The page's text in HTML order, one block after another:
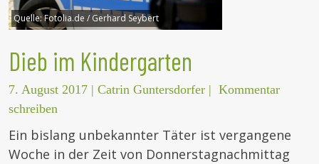
Quelle:Fotolia.de / Gerhard Seybert
Dieb im Kindergarten
7. August 2017 | Catrin Guntersdorfer | Kommentar
schreiben
Ein bislang unbekannter Täter ist vergangene
Woche in der Zeit von Donnerstagnachmittag